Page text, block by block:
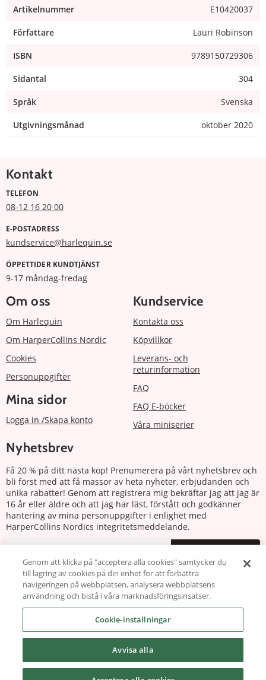
Artikelnummer E10420037
Författare Lauri Robinson
ISBN 9789150729306
Sidantal 304
Språk Svenska
Utgivningsmånad oktober 2020
Kontakt
TELEFON
08-12 16 20 00
E-POSTADRESS
kundservice@harlequin.se
ÖPPETTIDER KUNDTJÄNST
9-17 måndag-fredag
Om oss
Om Harlequin
Om HarperCollins Nordic
Cookies
Personuppgifter
Mina sidor
Logga in /Skapa konto
Kundservice
Kontakta oss
Köpvillkor
Leverans- och
returinformation
FAQ
FAQ E-böcker
Våra miniserier
Nyhetsbrev
Få 20 % på ditt nästa köp! Prenumerera på vårt nyhetsbrev och
bli först med att få massor av heta nyheter, erbjudanden och
unika rabatter! Genom att registrera mig bekräftar jag att jag är
16 år eller äldre och att jag har läst, förstått och godkänner
hantering av mina personuppgifter i enlighet med
HarperCollins Nordics integritetsmeddelande.
Följ oss
Copyright © 2026 harlequin.se
Genom att klicka på "acceptera alla cookies" samtycker du
till lagring av cookies på din enhet för att förbättra
navigeringen på webbplatsen, analysera webbplatsens
användning och bistå i våra marknadsföringsinsatser.
Cookie-inställningar
Avvisa alla